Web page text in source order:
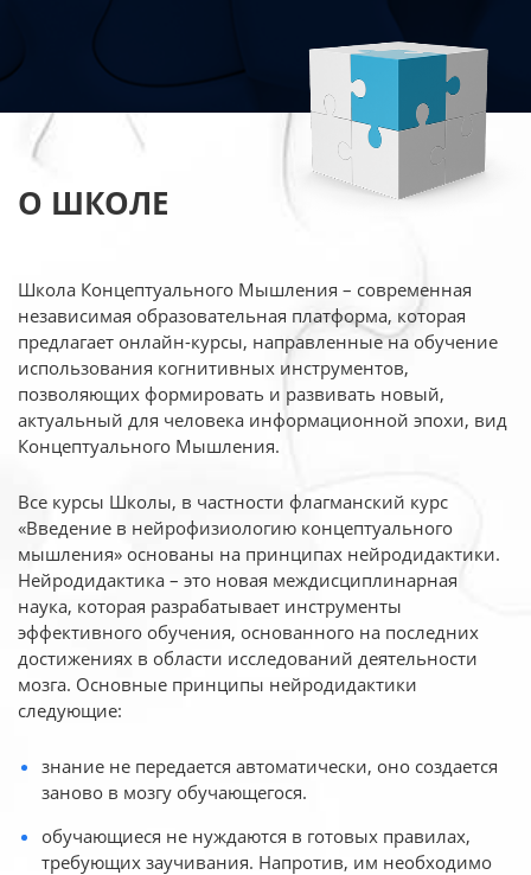
О ШКОЛЕ
Школа Концептуального Мышления – современная
независимая образовательная платформа, которая
предлагает онлайн-курсы, направленные на обучение
использования когнитивных инструментов,
позволяющих формировать и развивать новый,
актуальный для человека информационной эпохи, вид
Концептуального Мышления.
Все курсы Школы, в частности флагманский курс
«Введение в нейрофизиологию концептуального
мышления» основаны на принципах нейродидактики.
Нейродидактика – это новая междисциплинарная
наука, которая разрабатывает инструменты
эффективного обучения, основанного на последних
достижениях в области исследований деятельности
мозга. Основные принципы нейродидактики
следующие:
знание не передается автоматически, оно создается
заново в мозгу обучающегося.
обучающиеся не нуждаются в готовых правилах,
требующих заучивания. Напротив, им необходимо